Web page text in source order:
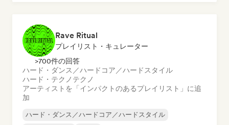
Rave Ritual
プレイリスト・キュレーター
>700件の回答
ハード・ダンス／ハードコア／ハードスタイル
ハード・テクノ テクノ
アーティストを「インパクトのあるプレイリスト」に追
加
ハード・ダンス／ハードコア／ハードスタイル